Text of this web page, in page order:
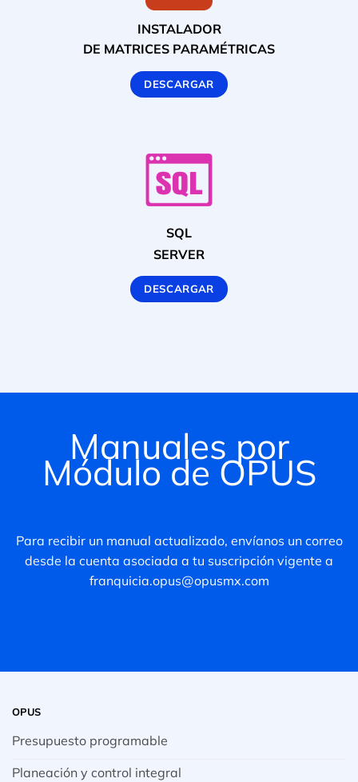
INSTALADOR
DE MATRICES PARAMÉTRICAS
DESCARGAR
SQL
SERVER
DESCARGAR
Manuales por
Módulo de OPUS
Para recibir un manual actualizado, envíanos un correo
desde la cuenta asociada a tu suscripción vigente a
franquicia.opus@opusmx.com
OPUS
Presupuesto programable
Planeación y control integral